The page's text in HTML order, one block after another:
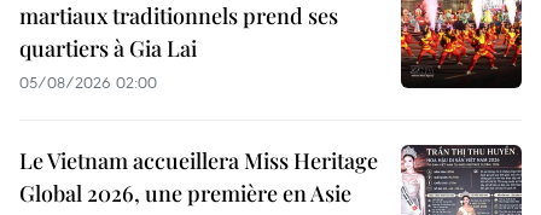
martiaux traditionnels prend ses
quartiers à Gia Lai
05/08/2026 02:00
Le Vietnam accueillera Miss Heritage
Global 2026, une première en Asie